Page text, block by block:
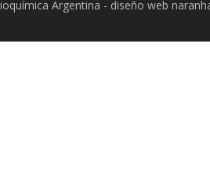
Argentina - diseño web